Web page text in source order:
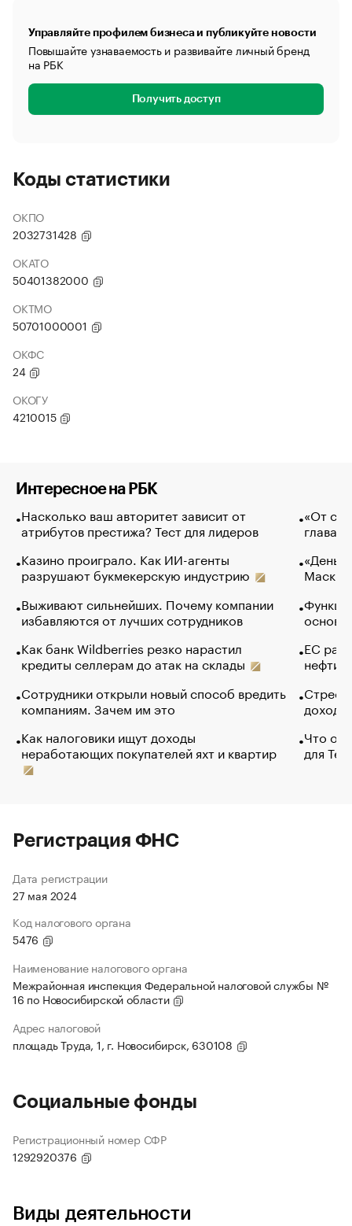
Управляйте профилем бизнеса и публикуйте новости
Повышайте узнаваемость и развивайте личный бренд
на РБК
Получить доступ
Коды статистики
ОКПО
2032731428
ОКАТО
50401382000
ОКТМО
50701000001
ОКФС
24
ОКОГУ
4210015
Интересное на РБК
Насколько ваш авторитет зависит от
атрибутов престижа? Тест для лидеров
Казино проиграло. Как ИИ-агенты
разрушают букмекерскую индустрию
Выживают сильнейших. Почему компании
избавляются от лучших сотрудников
Как банк Wildberries резко нарастил
кредиты селлерам до атак на склады
Сотрудники открыли новый способ вредить
компаниям. Зачем им это
Как налоговики ищут доходы
неработающих покупателей яхт и квартир
«От
глава
Маск в
основ
ЕС
нефти
Что
для
Регистрация ФНС
Дата регистрации
27 мая 2024
Код налогового органа
5476
Наименование налогового органа
Межрайонная инспекция Федеральной налоговой службы №
16 по Новосибирской области
Адрес налоговой
площадь Труда, 1, г. Новосибирск, 630108
Социальные фонды
Регистрационный номер СФР
1292920376
Виды деятельности